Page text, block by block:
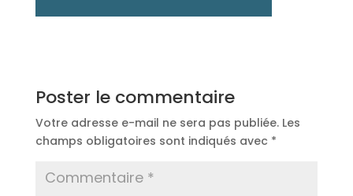
Poster le commentaire
Votre adresse e-mail ne sera pas publiée. Les
champs obligatoires sont indiqués avec *